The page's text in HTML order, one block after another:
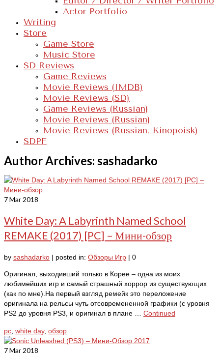
Actor Portfolio
Writing
Store
Game Store
Music Store
SD Reviews
Game Reviews
Movie Reviews (IMDB)
Movie Reviews (SD)
Game Reviews (Russian)
Movie Reviews (Russian)
Movie Reviews (Russian, Kinopoisk)
SDPF
Author Archives: sashadarko
7Mar 2018
White Day: A Labyrinth Named School
REMAKE (2017) [PC] – Мини-обзор
by sashadarko | posted in: Обзоры Игр | 0
Оригинал, выходивший только в Корее – одна из моих
любимейших игр и самый страшный хоррор из существующих
(как по мне).На первый взгляд ремейк это переложение
оригинала на рельсы чуть отсовремененной графики (с уровня
PS2 до уровня PS3, и оригинал в плане … Continued
pc white day, обзор
7Mar 2018